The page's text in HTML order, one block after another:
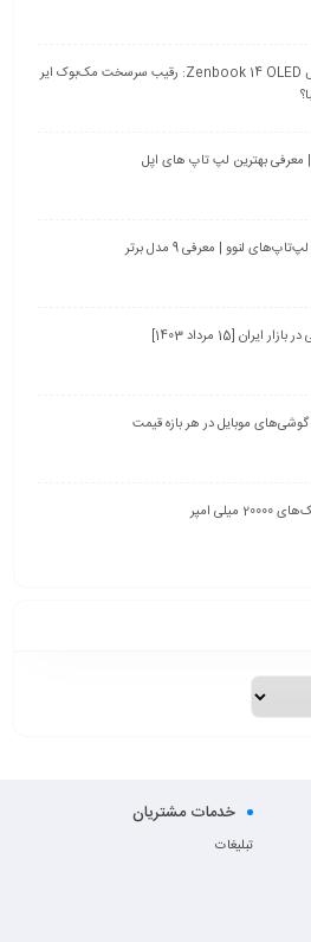
ایران [15 مرداد 1403]
موبایل در هر بازه قیمت
امپر